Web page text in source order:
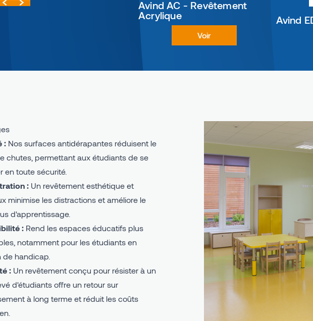
Avind AC - Revêtement
Acrylique
Voir
Avind
: Nos surfaces antidérapantes réduisent le
chutes, permettant aux étudiants de se
en toute sécurité.
: Un revêtement esthétique et
minimise les distractions et améliore le
d'apprentissage.
: Rend les espaces éducatifs plus
notamment pour les étudiants en
de handicap.
: Un revêtement conçu pour résister à un
d'étudiants offre un retour sur
à long terme et réduit les coûts